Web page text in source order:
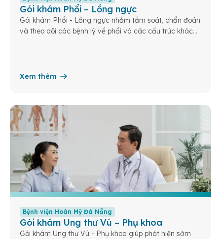
Gói khám Phổi – Lồng ngực
Gói khám Phổi - Lồng ngực nhằm tầm soát, chẩn đoán
và theo dõi các bệnh lý về phổi và các cấu trúc khác
Xem thêm
Bệnh viện Hoàn Mỹ Đà Nẵng
Gói khám Ung thư Vú – Phụ khoa
Gói khám Ung thư Vú - Phụ khoa giúp phát hiện sớm